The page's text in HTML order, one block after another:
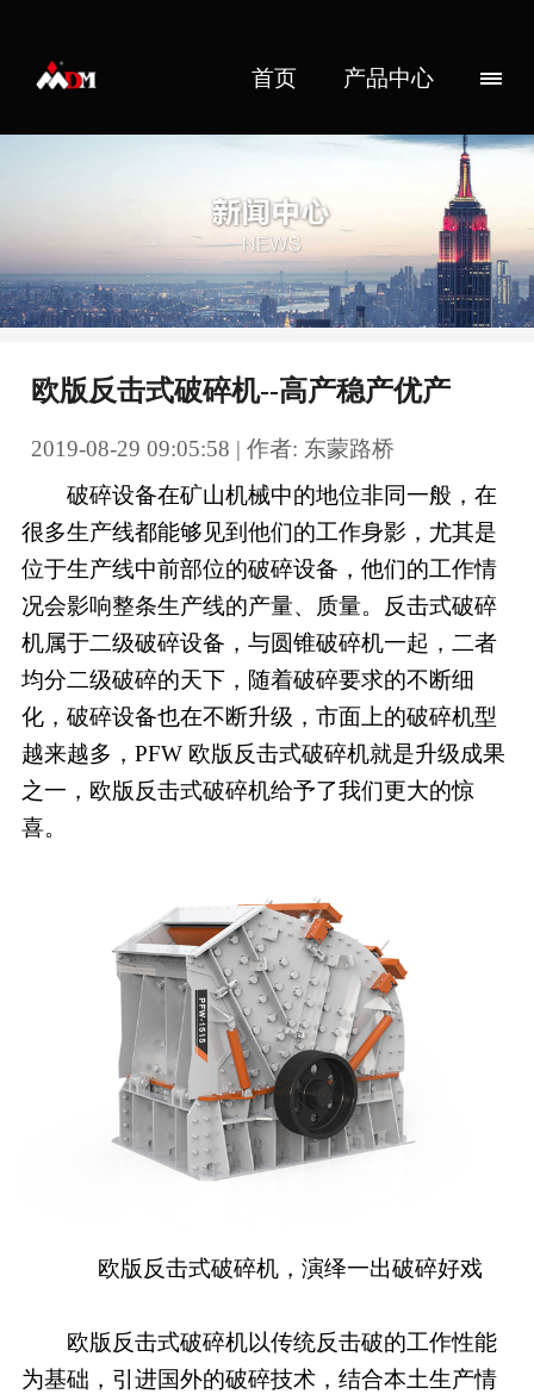
首页 产品中心
欧版反击式破碎机--高产稳产优产
2019-08-29 09:05:58 | 作者: 东蒙路桥
破碎设备在矿山机械中的地位非同一般，在
很多生产线都能够见到他们的工作身影，尤其是
位于生产线中前部位的破碎设备，他们的工作情
况会影响整条生产线的产量、质量。反击式破碎
机属于二级破碎设备，与圆锥破碎机一起，二者
均分二级破碎的天下，随着破碎要求的不断细
化，破碎设备也在不断升级，市面上的破碎机型
越来越多，PFW 欧版反击式破碎机就是升级成果
之一，欧版反击式破碎机给予了我们更大的惊
喜。
欧版反击式破碎机，演绎一出破碎好戏
欧版反击式破碎机以传统反击破的工作性能
为基础，引进国外的破碎技术，结合本土生产情